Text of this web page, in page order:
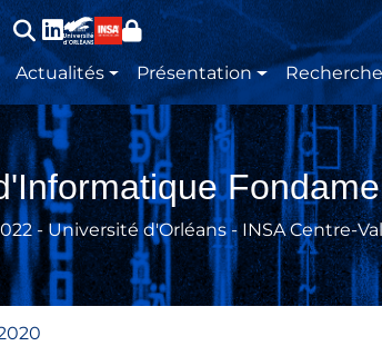
Main navigation
Actualités Présentation Recherche
- Université d'Orléans - INSA Centre-